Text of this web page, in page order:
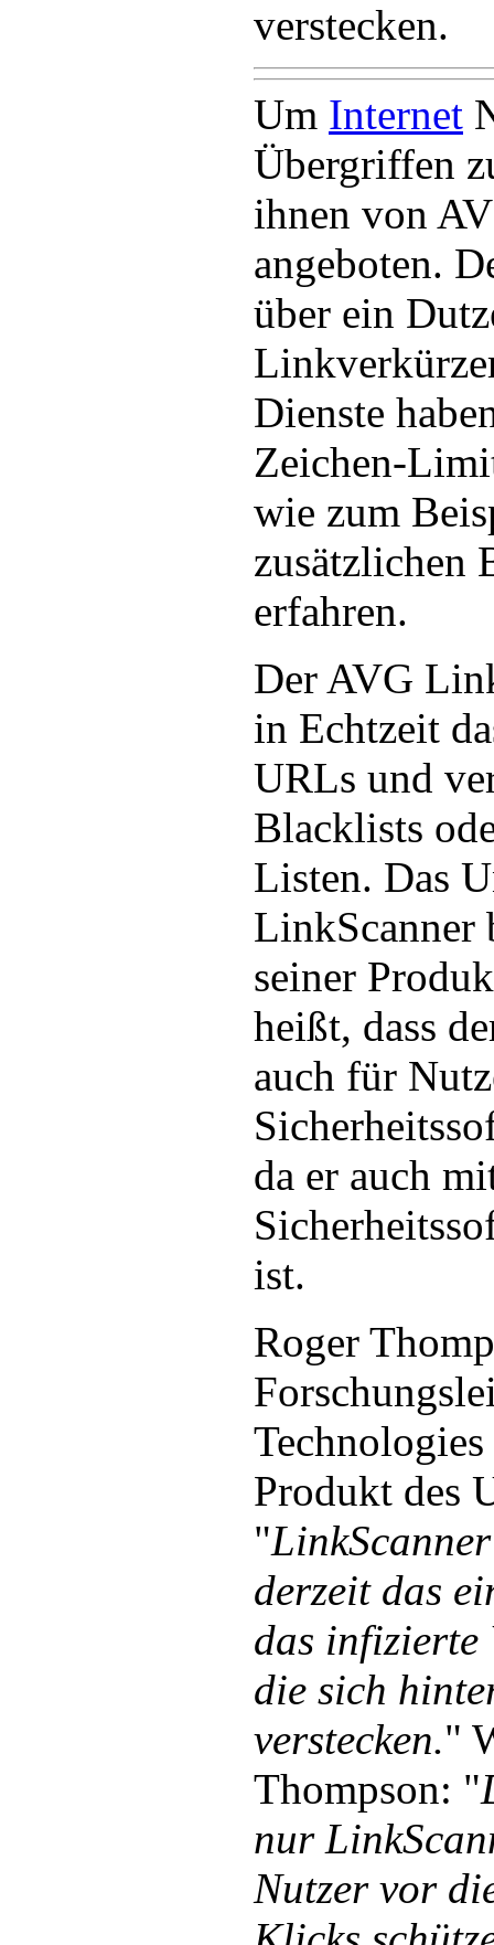
verstecken.
Um Internet
Übergriffen
ihnen von
angeboten.
über ein
Dienste
Zeichen-
wie zum
zusätzlichen
erfahren.
Der AVG
in Echtzeit
URLs und
Blacklists
Listen. Das
LinkScanner
seiner
heißt, dass
auch für
da er auch
ist.
Roger
Produkt des
"
derzeit das
das infizierte
die sich
verstecken."
Thompson: "
nur
Nutzer vor